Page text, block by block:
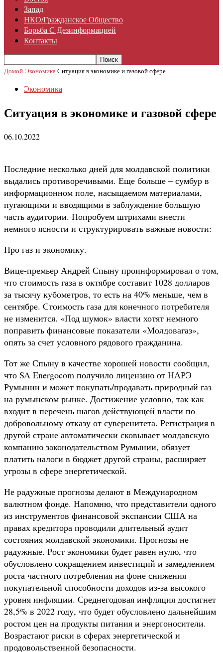
Запад
НКО/гражданское Общество
Борьба С Дезинформацией
Контакты
Домой ЭкономикаСитуация в экономике и газовой сфере
Экономика
Ситуация в экономике и газовой сфере
06.10.2022
Последние несколько дней для молдавской политики
выдались противоречивыми. Еще больше – сумбур в
информационном поле, насыщаемом материалами,
пугающими и вводящими в заблуждение большую
часть аудитории. Попробуем штрихами внести
немного ясности и структурировать важные новости:
Про газ и экономику.
Вице-премьер Андрей Спыну проинформировал о том,
что стоимость газа в октябре составит 1028 долларов
за тысячу кубометров, то есть на 40% меньше, чем в
сентябре. Стоимость газа для конечного потребителя
не изменится. «Под шумок» власти хотят немного
поправить финансовые показатели «Молдовагаз»,
опять за счет условного рядового гражданина.
Тот же Спыну в качестве хорошей новости сообщил,
что SA Energocom получило лицензию от НАРЭ
Румынии и может покупать/продавать природный газ
на румынском рынке. Достижение условно, так как
входит в перечень шагов действующей власти по
добровольному отказу от суверенитета. Регистрация в
другой стране автоматически сковывает молдавскую
компанию законодательством Румынии, обязует
платить налоги в бюджет другой страны, расширяет
угрозы в сфере энергетической.
Не радужные прогнозы делают в Международном
валютном фонде. Напомню, что представители одного
из инструментов финансовой экспансии США на
правах кредитора проводили длительный аудит
состояния молдавской экономики. Прогнозы не
радужные. Рост экономики будет равен нулю, что
обусловлено сокращением инвестиций и замедлением
роста частного потребления на фоне снижения
покупательной способности доходов из-за высокого
уровня инфляции. Среднегодовая инфляция достигнет
28,5% в 2022 году, что будет обусловлено дальнейшим
ростом цен на продукты питания и энергоносители.
Возрастают риски в сферах энергетической и
продовольственной безопасности.